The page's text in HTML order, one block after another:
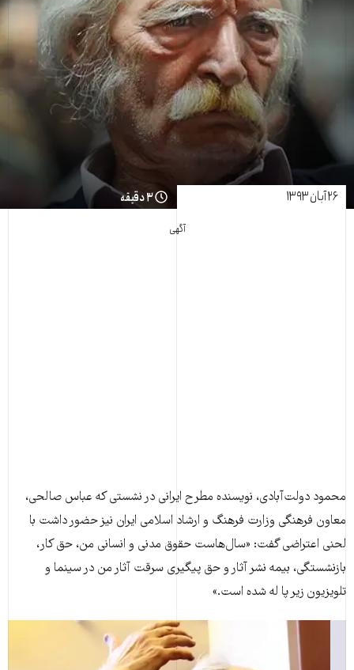
۲۶ آبان ۱۳۹۳ ۳ دقیقه
آگهی
محمود دولت‌آبادی، نویسنده مطرح ایرانی در نشستی که عباس صالحی،
معاون فرهنگی وزارت فرهنگ و ارشاد اسلامی ایران نیز حضور داشت با
لحنی اعتراضی گفت: «سال‌هاست حقوق مدنی و انسانی من، حق کار،
بازنشستگی، بيمه نشر آثار و حق پيگيری سرقت آثار من در سينما و
تلويزيون زير پا له شده است.»